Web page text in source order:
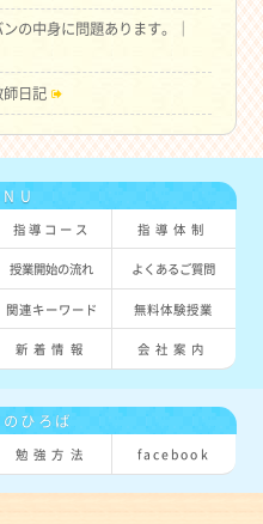
の中身に問題あります。｜
日記
指導コース 指導体制
授業開始の流れ よくあるご質問
関連キーワード 無料体験授業
新着情報 会社案内
ひろば
勉強方法 facebook